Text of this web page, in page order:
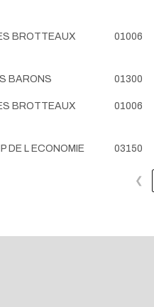
BROTTEAUX 01006
BARONS 01300
BROTTEAUX 01006
DE L ECONOMIE 03150
❮